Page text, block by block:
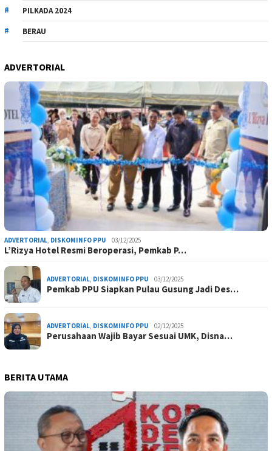
PILKADA 2024
BERAU
ADVERTORIAL
ADVERTORIAL, DISKOMINFO PPU 03/12/2025
L’Rizya Hotel Resmi Beroperasi, Pemkab P…
ADVERTORIAL, DISKOMINFO PPU 03/12/2025
Pemkab PPU Siapkan Pulau Gusung Jadi Des…
ADVERTORIAL, DISKOMINFO PPU 02/12/2025
Perusahaan Wajib Bayar Sesuai UMK, Disna…
BERITA UTAMA